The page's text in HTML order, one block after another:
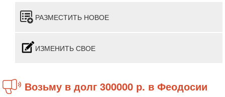
РАЗМЕСТИТЬ НОВОЕ
ИЗМЕНИТЬ СВОЕ
Возьму в долг 300000 р. в Феодосии